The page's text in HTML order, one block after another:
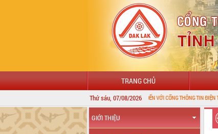
TRANG CHỦ
Thứ sáu, 07/08/2026
CHÀO MỪNG ĐẾN VỚI CỔNG THÔNG TIN ĐIỆN TỬ TỈNH ĐẮK LẮK
GIỚI THIỆU